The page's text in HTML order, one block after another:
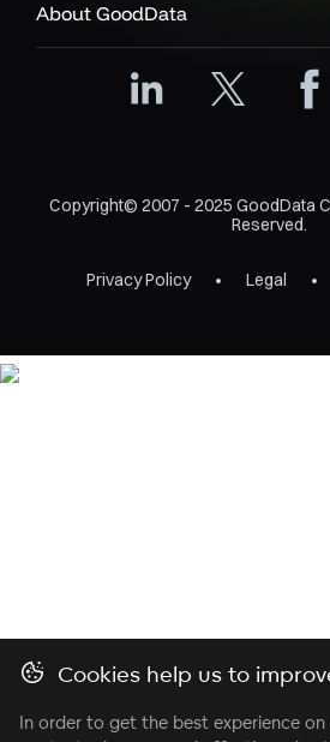
About GoodData
Copyright© 2007 - 2025 GoodData
Reserved.
Privacy Policy Legal
Cookies help us to
In order to get the best experience